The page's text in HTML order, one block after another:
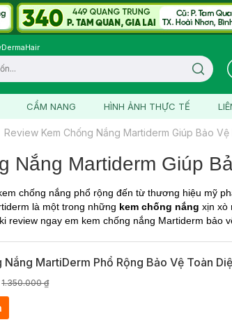
DermaHair
Search
CẨM NANG HÌNH ẢNH THỰC TẾ
Review Kem Chống Nắng Martiderm Giúp Bảo Vệ
Nắng Martiderm Giúp
chống nắng phổ rộng đến từ thương hiệu mỹ
là một trong những kem chống nắngxịn xò
review ngay em kem chống nắng Martiderm bảo
Nắng MartiDerm Phổ Rộng Bảo Vệ Toàn
1.350.000 ₫